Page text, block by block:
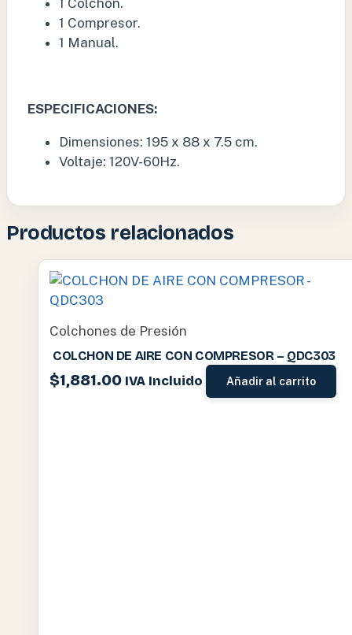
1 Compresor.
1 Manual.
ESPECIFICACIONES:
Dimensiones: 195 x 88 x 7.5 cm.
Voltaje: 120V-60Hz.
Productos relacionados
Colchones de Presión
COLCHON DE AIRE CON COMPRESOR – QDC303
$1,881.00 IVA Incluido Añadir al carrito